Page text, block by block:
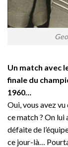
Un match avec
finale du
1960…
Oui, vous avez vu
ce match ? On lui
défaite de
ce jour-là…